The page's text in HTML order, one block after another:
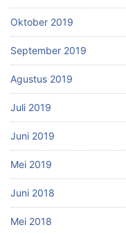
Oktober 2019
September 2019
Agustus 2019
Juli 2019
Juni 2019
Mei 2019
Juni 2018
Mei 2018